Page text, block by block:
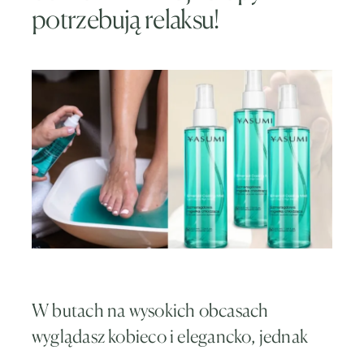
potrzebują relaksu!
W butach na wysokich obcasach
wyglądasz kobieco i elegancko, jednak